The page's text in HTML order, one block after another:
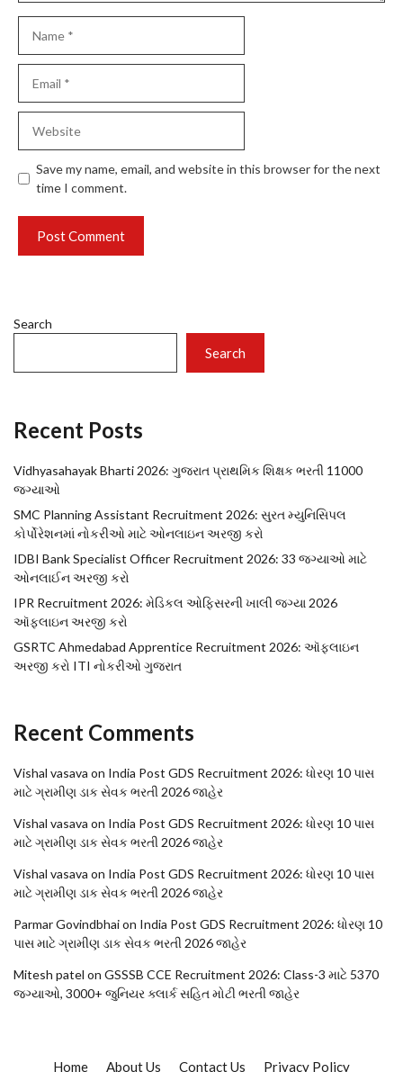
Save my name, email, and website in this browser for the next
time I comment.
Search
Search
Recent Posts
Vidhyasahayak Bharti 2026: ગુજરાત પ્રાથમિક શિક્ષક ભરતી 11000
જગ્યાઓ
SMC Planning Assistant Recruitment 2026: સુરત મ્યુનિસિપલ
કોર્પોરેશનમાં નોકરીઓ માટે ઓનલાઇન અરજી કરો
IDBI Bank Specialist Officer Recruitment 2026: 33 જગ્યાઓ માટે
ઓનલાઈન અરજી કરો
IPR Recruitment 2026: મેડિકલ ઓફિસરની ખાલી જગ્યા 2026
ઑફલાઇન અરજી કરો
GSRTC Ahmedabad Apprentice Recruitment 2026: ઑફલાઇન
અરજી કરો ITI નોકરીઓ ગુજરાત
Recent Comments
Vishal vasava on India Post GDS Recruitment 2026: ધોરણ 10 પાસ
માટે ગ્રામીણ ડાક સેવક ભરતી 2026 જાહેર
Vishal vasava on India Post GDS Recruitment 2026: ધોરણ 10 પાસ
માટે ગ્રામીણ ડાક સેવક ભરતી 2026 જાહેર
Vishal vasava on India Post GDS Recruitment 2026: ધોરણ 10 પાસ
માટે ગ્રામીણ ડાક સેવક ભરતી 2026 જાહેર
Parmar Govindbhaion India Post GDS Recruitment 2026: ધોરણ 10
પાસ માટે ગ્રામીણ ડાક સેવક ભરતી 2026 જાહેર
Mitesh patel on GSSSB CCE Recruitment 2026: Class-3 માટે 5370
જગ્યાઓ, 3000+ જુનિયર ક્લાર્ક સહિત મોટી ભરતી જાહેર
Home About Us Contact Us Privacy Policy